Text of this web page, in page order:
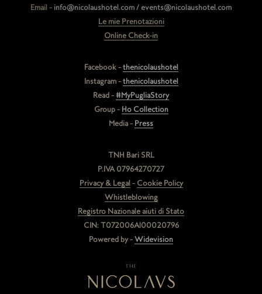
Email - info@nicolaushotel.com / events@nicolaushotel.com
Le mie Prenotazioni
Online Check-in
Facebook - thenicolaushotel
Instagram - thenicolaushotel
Read - #MyPugliaStory
Group - Ho Collection
Media - Press
TNH Bari SRL
P.IVA 07964270727
Privacy & Legal - Cookie Policy
Whistleblowing
Registro Nazionale aiuti di Stato
CIN: T072006A100020796
Powered by - Widevision